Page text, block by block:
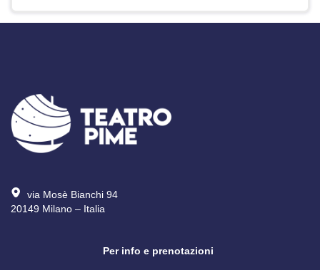
via Mosè Bianchi 94
20149 Milano – Italia
Per info e prenotazioni